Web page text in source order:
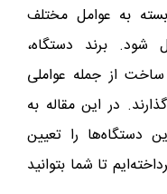
به عوامل مختلف
شود. برند دستگاه،
از جمله عواملی
در این مقاله به
دستگاه‌ها را تعیین
تا شما بتوانید